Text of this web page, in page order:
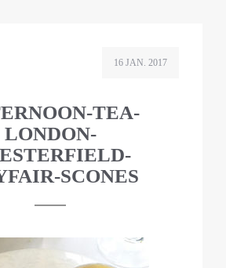
16 JAN. 2017
TEA-
LONDON-
SCONES